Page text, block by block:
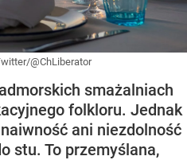
@ChLiberator
smażalniach
folkloru. Jednak
ani niezdolność
stu. To przemyślana,